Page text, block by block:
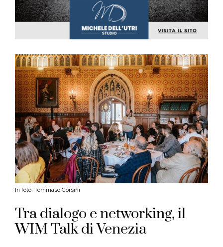
In foto, Tommaso Corsini
Tra dialogo e networking, il
WIM Talk di Venezia